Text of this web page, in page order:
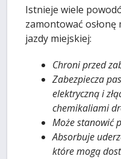
Istnieje wiele
zamontować
jazdy miejskiej:
Chroni przed
Zabezpiecza
elektryczną i
chemikaliami
Może stanowić
Absorbuje
które mogą